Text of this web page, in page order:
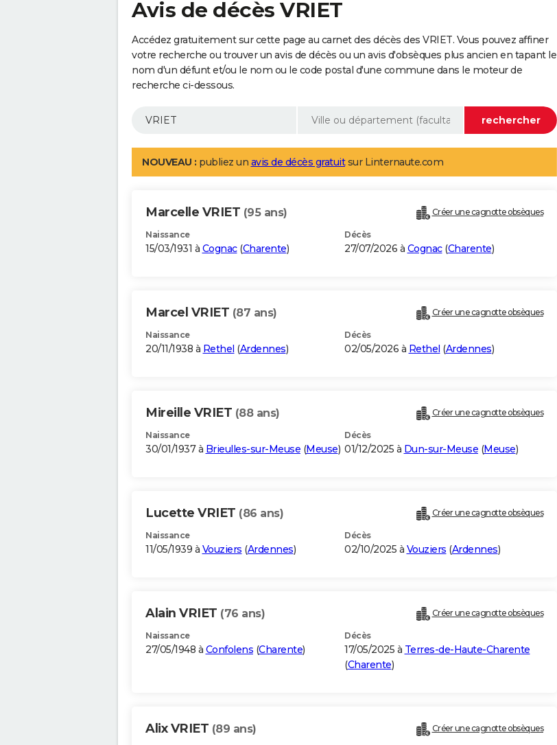
Avis de décès VRIET
Accédez gratuitement sur cette page au carnet des décès des VRIET. Vous pouvez affiner
votre recherche ou trouver un avis de décès ou un avis d'obsèques plus ancien en tapant le
nom d'un défunt et/ou le nom ou le code postal d'une commune dans le moteur de
recherche ci-dessous.
NOUVEAU : publiez un avis de décès gratuitsur Linternaute.com
Marcelle VRIET (95 ans) Créer une cagnotte obsèques
Naissance
15/03/1931 à Cognac(Charente)
Décès
27/07/2026 à Cognac(Charente)
Marcel VRIET (87 ans) Créer une cagnotte obsèques
Naissance
20/11/1938 à Rethel (Ardennes)
Décès
02/05/2026 à Rethel (Ardennes)
Mireille VRIET (88 ans) Créer une cagnotte obsèques
Naissance
30/01/1937 à Brieulles-sur-Meuse (Meuse)
Décès
01/12/2025 à Dun-sur-Meuse (Meuse)
Lucette VRIET (86 ans) Créer une cagnotte obsèques
Naissance
11/05/1939 à Vouziers (Ardennes)
Décès
02/10/2025 à Vouziers (Ardennes)
Alain VRIET (76 ans) Créer une cagnotte obsèques
Naissance
27/05/1948 à Confolens (Charente)
Décès
17/05/2025 à Terres-de-Haute-Charente
(Charente)
Alix VRIET (89 ans) Créer une cagnotte obsèques